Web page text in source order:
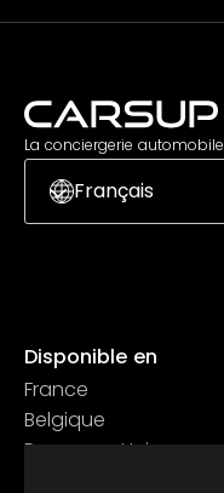
La conciergerie automobile
Français
Disponible en
France
Belgique
Royaume Uni